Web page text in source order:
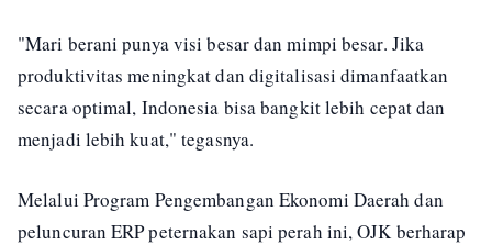
"Mari berani punya visi besar dan mimpi besar. Jika
produktivitas meningkat dan digitalisasi dimanfaatkan
secara optimal, Indonesia bisa bangkit lebih cepat dan
menjadi lebih kuat," tegasnya.
Melalui Program Pengembangan Ekonomi Daerah dan
peluncuran ERP peternakan sapi perah ini, OJK berharap